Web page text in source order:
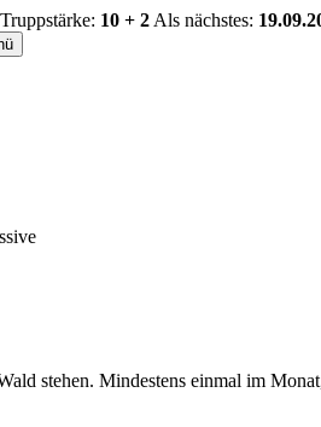
Truppstärke: 10 + 2 Als nächstes:
stehen. Mindestens einmal im